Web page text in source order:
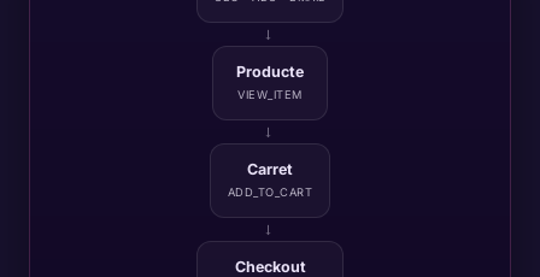
→
Producte
VIEW_ITEM
→
Carret
ADD_TO_CART
→
Checkout